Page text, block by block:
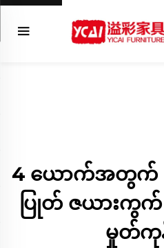
4 ယောက်အတွက်
ပြုတ် ဇယား
မှုတ်ကု